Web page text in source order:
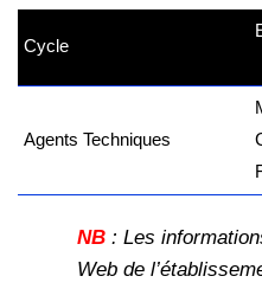
Cycle
Agents Techniques
NB : Les
Web de